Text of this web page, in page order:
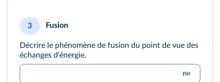
3 Fusion
Décrire le phénomène de fusion du point de vue des
échanges d'énergie.